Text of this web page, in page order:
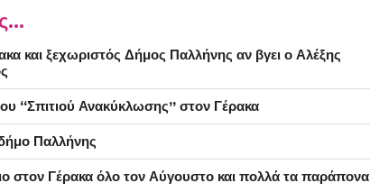
και ξεχωριστός Δήμος Παλλήνης αν βγει ο Αλέξης
“Σπιτιού Ανακύκλωσης” στον Γέρακα
Παλλήνης
στον Γέρακα όλο τον Αύγουστο και πολλά τα παράπονα